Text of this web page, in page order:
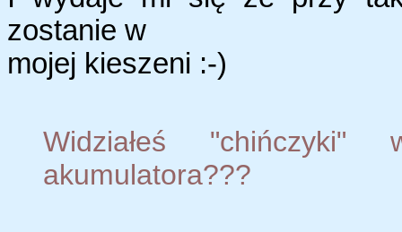
zostanie w
mojej kieszeni :-)
Widziałeś
akumulatora???